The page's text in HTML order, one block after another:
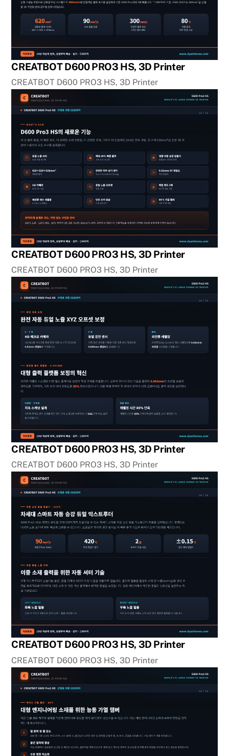
CREATBOT D600 PRO3 HS, 3D Printer
CREATBOT D600 PRO3 HS, 3D Printer
CREATBOT D600 PRO3 HS, 3D Printer
CREATBOT D600 PRO3 HS, 3D Printer
CREATBOT D600 PRO3 HS, 3D Printer
CREATBOT D600 PRO3 HS, 3D Printer
CREATBOT D600 PRO3 HS, 3D Printer
CREATBOT D600 PRO3 HS, 3D Printer